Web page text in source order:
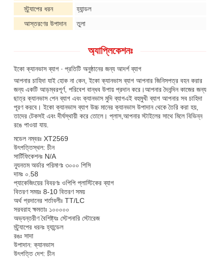
স্ট্র্যাপের ধরন
হ্যান্ডল
আস্তরণের উপাদান
তুলা
অ্যাপ্লিকেশনঃ
ইকো ক্যানভাস ব্যাগ ∙ প্রতিটি অনুষ্ঠানের জন্য আদর্শ ব্যাগ
আপনার চাহিদা যাই হোক না কেন, ইকো ক্যানভাস ব্যাগ আপনার জিনিসপত্র বহন করার
জন্য একটি আড়ম্বরপূর্ণ, পরিবেশ বান্ধব উপায় প্রদান করে।আপনার দৈনন্দিন কাজের জন্য
ছাত্র ক্যানভাস পেন ব্যাগ এবং ক্যানভাস মুদি ব্যাগএই বহুমুখী ব্যাগ আপনার সব চাহিদা
পূরণ করবে। ইকো ক্যানভাস ব্যাগ উচ্চ মানের ক্যানভাস উপাদান থেকে তৈরি করা হয়,
তাদের টেকসই এবং দীর্ঘস্থায়ী করে তোলে। প্লাস,আপনার স্টাইলের সাথে মিলে বিভিন্ন
রঙে পাওয়া যায়.
মডেল নম্বরঃ XT2569
উৎপত্তিস্থল: চীন
সার্টিফিকেশনঃ N/A
ন্যূনতম অর্ডার পরিমাণঃ ৩০০০ পিসি
দামঃ ০.58
প্যাকেজিংয়ের বিবরণঃ ওপিপি প্লাস্টিকের ব্যাগ
বিতরণ সময়ঃ 8-10 বিতরণ সময়
অর্থ প্রদানের শর্তাবলীঃ TT/LC
সরবরাহ ক্ষমতাঃ ১০০০০০
অভ্যন্তরীণ বৈশিষ্ট্যঃ স্টেশনারি স্টোরেজ
স্ট্র্যাপের ধরনঃ হ্যান্ডেল
রঙঃ সাদা
উপাদান: ক্যানভাস
উৎপত্তি দেশ: চীন